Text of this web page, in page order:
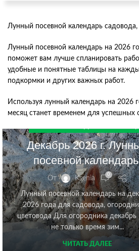
Лунный посевной календарь
Лунный посевной календарь на 2026
поможет вам лучше спланировать
удобные и понятные таблицы на
подкормки и других важных работ.
Используя лунный календарь на 2026
месяц станет временем для успешных
Декабрь 2026 г.
посевной
От Ksenia 0
Лунный посевной календарь на
2026 года для садовода,
цветовода Для огородника декабрь
не только время зим...
ЧИТАТЬ ДАЛЕЕ